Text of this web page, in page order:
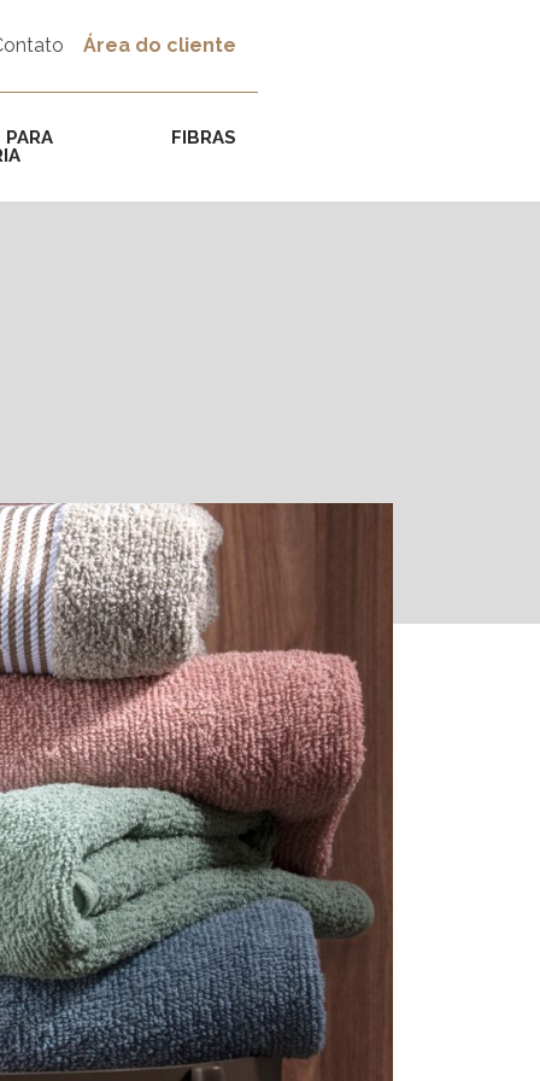
Área do cliente
FIBRAS